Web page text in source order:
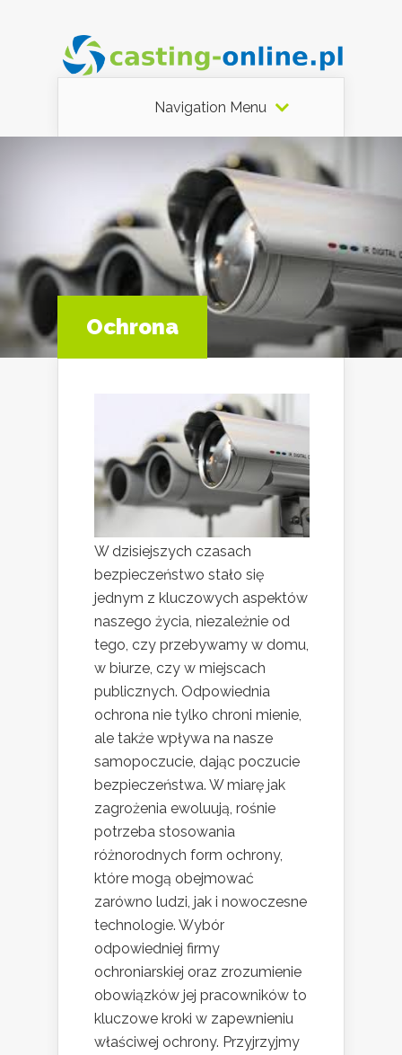
Navigation Menu
Ochrona
W dzisiejszych czasach
bezpieczeństwo stało się
jednym z kluczowych aspektów
naszego życia, niezależnie od
tego, czy przebywamy w domu,
w biurze, czy w miejscach
publicznych. Odpowiednia
ochrona nie tylko chroni mienie,
ale także wpływa na nasze
samopoczucie, dając poczucie
bezpieczeństwa. W miarę jak
zagrożenia ewoluują, rośnie
potrzeba stosowania
różnorodnych form ochrony,
które mogą obejmować
zarówno ludzi, jak i nowoczesne
technologie. Wybór
odpowiedniej firmy
ochroniarskiej oraz zrozumienie
obowiązków jej pracowników to
kluczowe kroki w zapewnieniu
właściwej ochrony. Przyjrzyjmy